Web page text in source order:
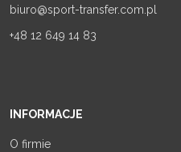
biuro@sport-transfer.com.pl
+48 12 649 14 83
INFORMACJE
O firmie